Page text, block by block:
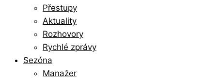
Přestupy
Aktuality
Rozhovory
Rychlé zprávy
Sezóna
Manažer